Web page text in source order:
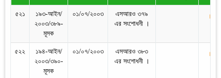
৫২১
১৯৩-আইন/
২০০৩/৩৮৯-
মূসক
০১/০৭/২০০৩
এসআরও ৩৭৯
এর সংশোধনী ।
৫২২
১৯৪-আইন/
২০০৩/৩৯০-
মূসক
০১/০৭/২০০৩
এসআরও ৩৮৩
এর সংশোধনী ।